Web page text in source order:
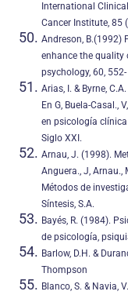
International
Cancer Institute, 85
Andreson, B.(1992)
enhance the quality
psychology, 60,
Arias, I. & Byrne,
En G, Buela-Casal.,
en psicología
Siglo XXI.
Arnau, J. (1998).
Anguera., J, Arnau.,
Métodos de
Síntesis, S.A.
Bayés, R. (1984).
de psicología,
Barlow, D.H. &
Thompson
Blanco, S. & Navia,